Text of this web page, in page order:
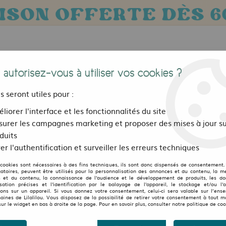
Bijoux, sacs et accessoires Pour les
LILALILOU
Gilet long à capuche
autorisez-vous à utiliser vos cookies ?
seront utiles pour :
l'interface et les fonctionnalités du site
les campagnes marketing et proposer des mises à jour
l'authentification et surveiller les erreurs techniques
sont nécessaires à des fins techniques, ils sont donc dispensés de
peuvent être utilisés pour la personnalisation des annonces et du contenu, la
et du contenu, la connaissance de l'audience et le développement de produits, les
précises et l'identification par le balayage de l'appareil, le stockage et/ou
sur un appareil. Si vous donnez votre consentement, celui-ci sera valable sur
de Lilalilou. Vous disposez de la possibilité de retirer votre consentement à tout
le widget en bas à droite de la page. Pour en savoir plus, consulter notre politique de